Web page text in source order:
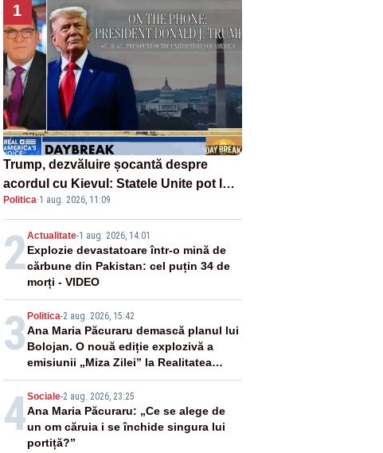
1
Trump, dezvăluire șocantă despre
acordul cu Kievul: Statele Unite pot lua
«aproape tot ce vor» din minele
Ucrainei”
Politica·1 aug. 2026, 11:09
2Actualitate-1 aug. 2026, 14:01
Explozie devastatoare într-o mină de
cărbune din Pakistan: cel puțin 34 de
morți - VIDEO
3 Politica-2 aug. 2026, 15:42
Ana Maria Păcuraru demască planul lui
Bolojan. O nouă ediție explozivă a
emisiunii „Miza Zilei” la Realitatea
PLUS
4Sociale-2 aug. 2026, 23:25
Ana Maria Păcuraru: „Ce se alege de
un om căruia i se închide singura lui
portiță?”